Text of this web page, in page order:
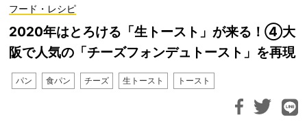
フード・レシピ
2020年はとろける「生トースト」が来る！④大
阪で人気の「チーズフォンデュトースト」を再現
パン 食パン チーズ 生トースト トースト